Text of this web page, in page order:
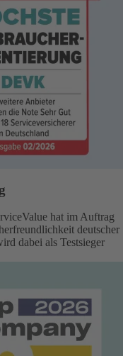
hat im Auftrag
deutscher
dabei als Testsieger